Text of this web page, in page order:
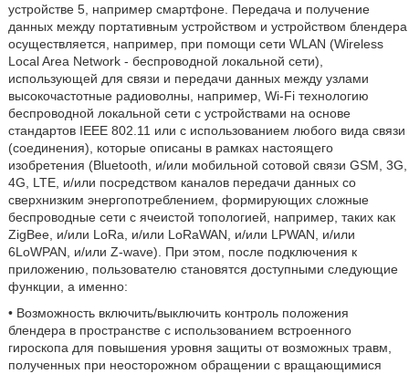
устройстве 5, например смартфоне. Передача и получение
данных между портативным устройством и устройством блендера
осуществляется, например, при помощи сети WLAN (Wireless
Local Area Network - беспроводной локальной сети),
использующей для связи и передачи данных между узлами
высокочастотные радиоволны, например, Wi-Fi технологию
беспроводной локальной сети с устройствами на основе
стандартов IEEE 802.11 или с использованием любого вида связи
(соединения), которые описаны в рамках настоящего
изобретения (Bluetooth, и/или мобильной сотовой связи GSM, 3G,
4G, LTE, и/или посредством каналов передачи данных со
сверхнизким энергопотреблением, формирующих сложные
беспроводные сети с ячеистой топологией, например, таких как
ZigBee, и/или LoRa, и/или LoRaWAN, и/или LPWAN, и/или
6LoWPAN, и/или Z-wave). При этом, после подключения к
приложению, пользователю становятся доступными следующие
функции, а именно:
• Возможность включить/выключить контроль положения
блендера в пространстве с использованием встроенного
гироскопа для повышения уровня защиты от возможных травм,
полученных при неосторожном обращении с вращающимися